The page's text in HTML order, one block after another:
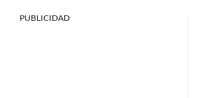
PUBLICIDAD